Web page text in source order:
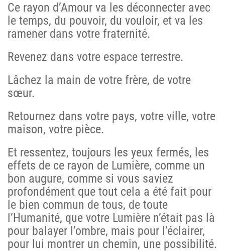
Ce rayon d’Amour va les déconnecter avec
le temps, du pouvoir, du vouloir, et va les
ramener dans votre fraternité.
Revenez dans votre espace terrestre.
Lâchez la main de votre frère, de votre
sœur.
Retournez dans votre pays, votre ville, votre
maison, votre pièce.
Et ressentez, toujours les yeux fermés, les
effets de ce rayon de Lumière, comme un
bon augure, comme si vous saviez
profondément que tout cela a été fait pour
le bien commun de tous, de toute
l’Humanité, que votre Lumière n’était pas là
pour balayer l’ombre, mais pour l’éclairer,
pour lui montrer un chemin, une possibilité.